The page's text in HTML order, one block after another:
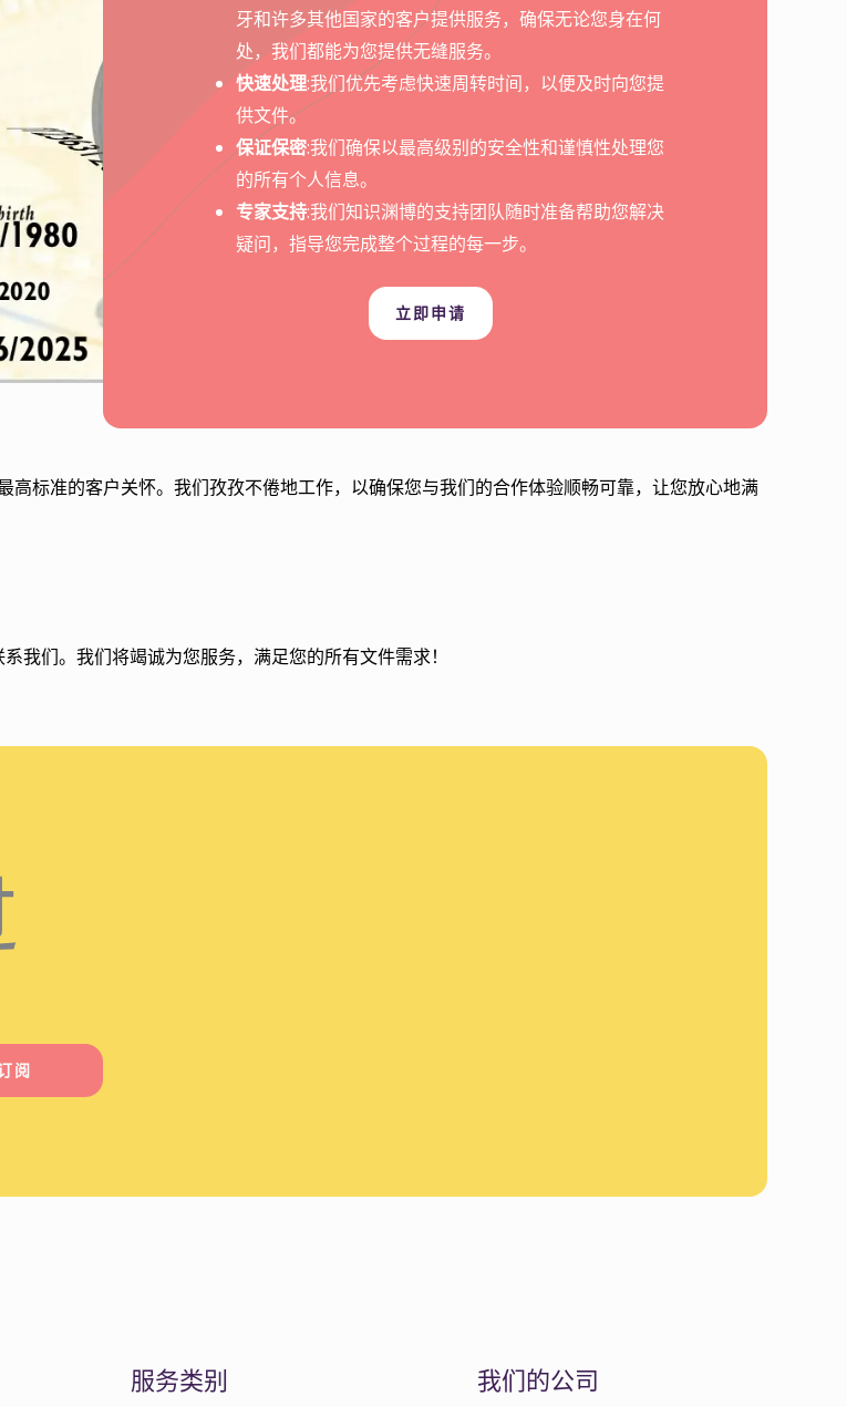
牙和许多其他国家的客户提供服务，确保无论您身在何
处，我们都能为您提供无缝服务。
快速处理:我们优先考虑快速周转时间，以便及时向您提
供文件。
保证保密:我们确保以最高级别的安全性和谨慎性处理您
的所有个人信息。
专家支持:我们知识渊博的支持团队随时准备帮助您解决
疑问，指导您完成整个过程的每一步。
立即申请
标准的客户关怀。我们孜孜不倦地工作，以确保您与我们的合作体验顺畅可靠，让您放心地满
我们。我们将竭诚为您服务，满足您的所有文件需求！
阅
服务类别 我们的公司